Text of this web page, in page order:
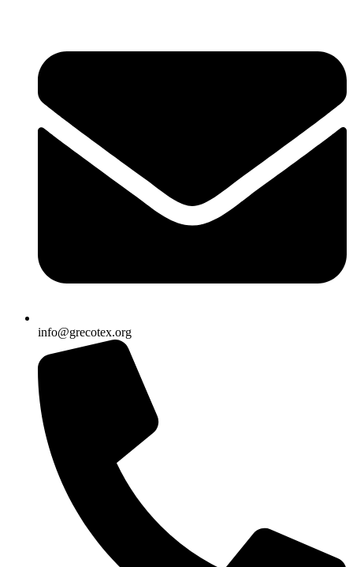
info@grecotex.org